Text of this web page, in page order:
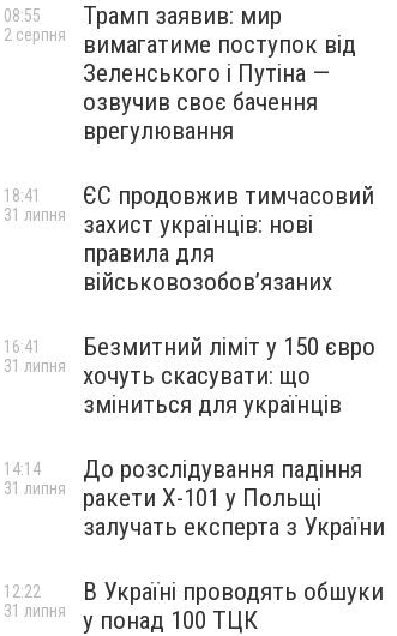
Трамп заявив: мир
вимагатиме поступок від
Зеленського і Путіна —
озвучив своє бачення
врегулювання
08:55
2 серпня
ЄС продовжив тимчасовий
захист українців: нові
правила для
військовозобов’язаних
18:41
31 липня
Безмитний ліміт у 150 євро
хочуть скасувати: що
зміниться для українців
16:41
31 липня
До розслідування падіння
ракети Х-101 у Польщі
залучать експерта з України
14:14
31 липня
В Україні проводять обшуки
у понад 100 ТЦК
12:22
31 липня